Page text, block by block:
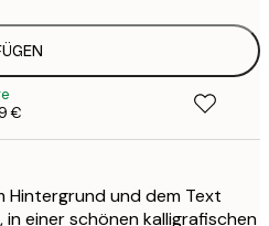
€
und dem Text
in einer schönen kalligrafischen